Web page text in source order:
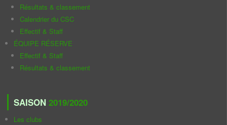
Résultats & classement
Calendrier du CSC
Effectif & Staff
ÉQUIPE RÉSERVE
Effectif & Staff
Résultats & classement
SAISON 2019/2020
Les clubs